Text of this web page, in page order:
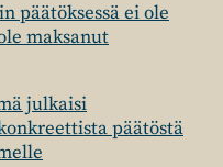
päätöksessä ei ole
maksanut
julkaisi
päätöstä